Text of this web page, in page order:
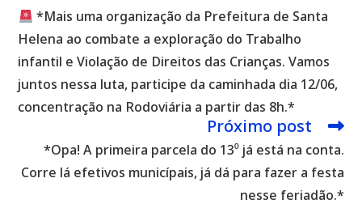
artigos*Mais uma organização da Prefeitura de Santa
Helena ao combate a exploração do Trabalho
infantil e Violação de Direitos das Crianças. Vamos
juntos nessa luta, participe da caminhada dia 12/06,
concentração na Rodoviária a partir das 8h.*
Próximo post
*Opa! A primeira parcela do 13⁰ já está na conta.
Corre lá efetivos municípais, já dá para fazer a festa
nesse feriadão.*